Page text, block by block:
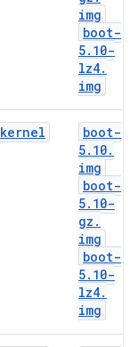
img
boot-
5. 10-
lz4.
img
kernel
boot-
5. 10.
img
boot-
5. 10-
gz .
img
boot-
5. 10-
lz4.
img